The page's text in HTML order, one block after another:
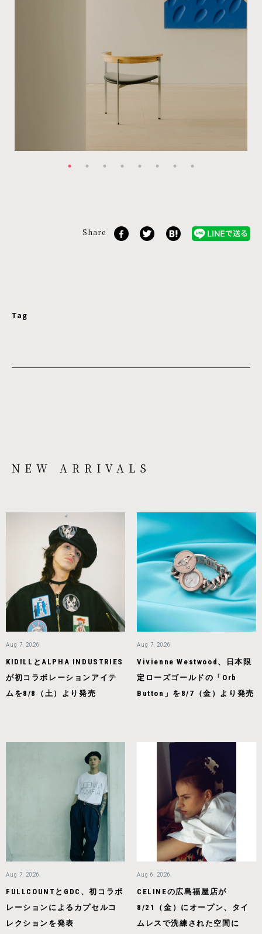
Share
Tag
NEW ARRIVALS
Aug 7, 2026
KIDILLとALPHA INDUSTRIES
が初コラボレーションアイテ
ムを8/8（土）より発売
Aug 7, 2026
Vivienne Westwood、日本限
定ローズゴールドの「Orb
Button」を8/7（金）より発売
Aug 7, 2026
FULLCOUNTとGDC、初コラボ
レーションによるカプセルコ
レクションを発表
Aug 6, 2026
CELINEの広島福屋店が
8/21（金）にオープン、タイ
ムレスで洗練された空間に